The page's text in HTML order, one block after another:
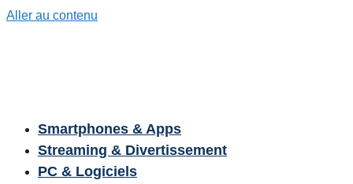
Aller au contenu
Smartphones & Apps
Streaming & Divertissement
PC & Logiciels